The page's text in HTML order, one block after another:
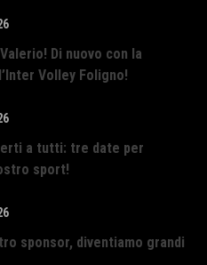
Di nuovo con la
Volley Foligno!
a tutti: tre date per
sport!
sponsor, diventiamo grandi